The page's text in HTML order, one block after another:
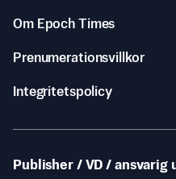
Om Epoch Times
Prenumerationsvillkor
Integritetspolicy
Publisher / VD / ansvarig